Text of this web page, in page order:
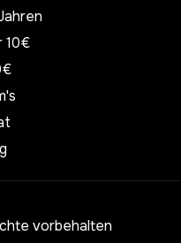
10€
vorbehalten